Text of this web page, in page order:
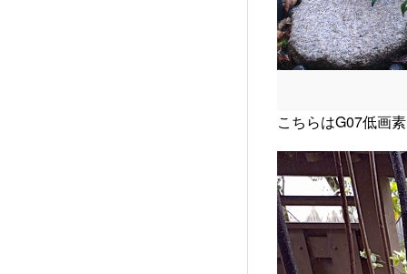
こちらはG07低画